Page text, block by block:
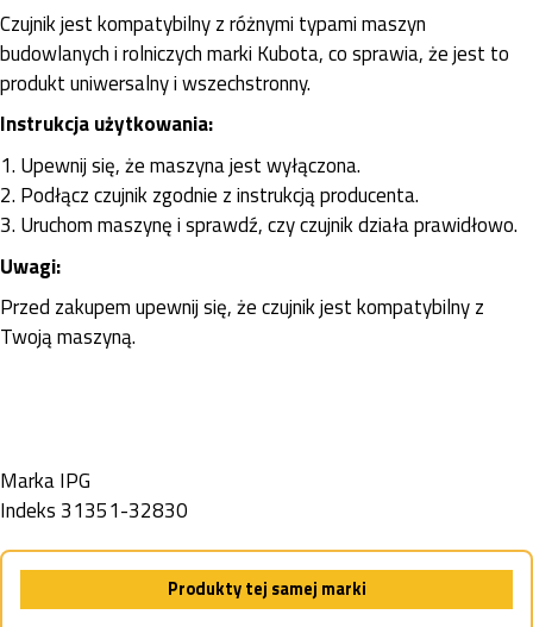
Czujnik jest kompatybilny z różnymi typami maszyn
budowlanych i rolniczych marki Kubota, co sprawia, że jest to
produkt uniwersalny i wszechstronny.
Instrukcja użytkowania:
1. Upewnij się, że maszyna jest wyłączona.
2. Podłącz czujnik zgodnie z instrukcją producenta.
3. Uruchom maszynę i sprawdź, czy czujnik działa prawidłowo.
Uwagi:
Przed zakupem upewnij się, że czujnik jest kompatybilny z
Twoją maszyną.
MarkaIPG
Indeks 31351-32830
Produkty tej samej marki